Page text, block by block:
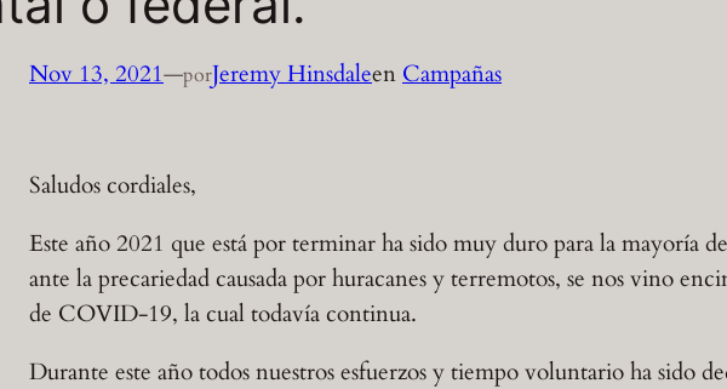
Nov 13, 2021—porJeremy Hinsdaleen Campañas
Saludos cordiales,
Este año 2021 que está por terminar ha sido muy duro para la mayoría
ante la precariedad causada por huracanes y terremotos, se nos vino
de COVID-19, la cual todavía continua.
Durante este año todos nuestros esfuerzos y tiempo voluntario ha sido